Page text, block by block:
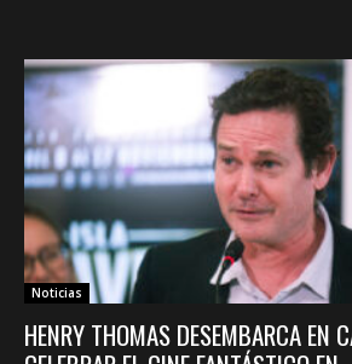
Noticias
HENRY THOMAS DESEMBARCA EN